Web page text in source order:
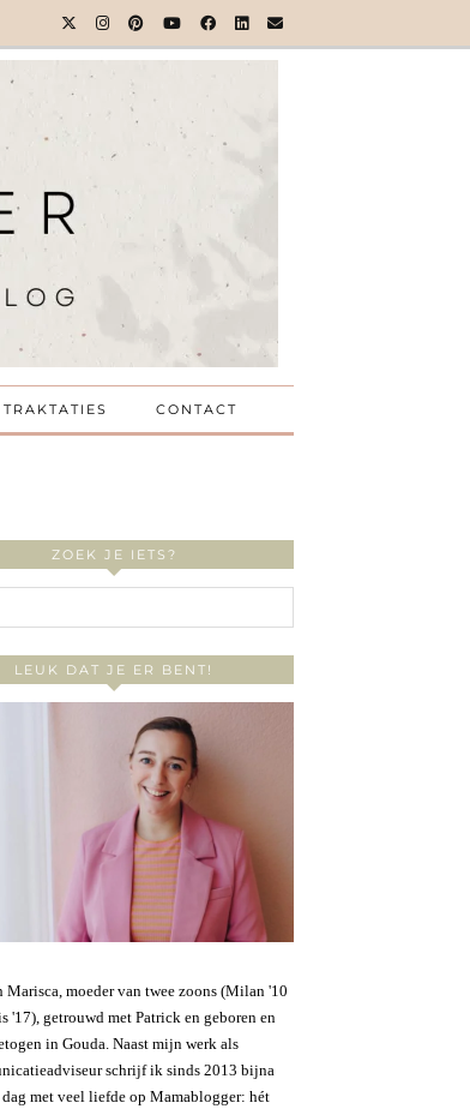
TRAKTATIES CONTACT
ZOEK JE IETS?
LEUK DAT JE ER BENT!
Marisca, moeder van twee zoons (Milan '10
'17), getrouwd met Patrick en geboren en
in Gouda. Naast mijn werk als
schrijf ik sinds 2013 bijna
dag met veel liefde op Mamablogger: hét